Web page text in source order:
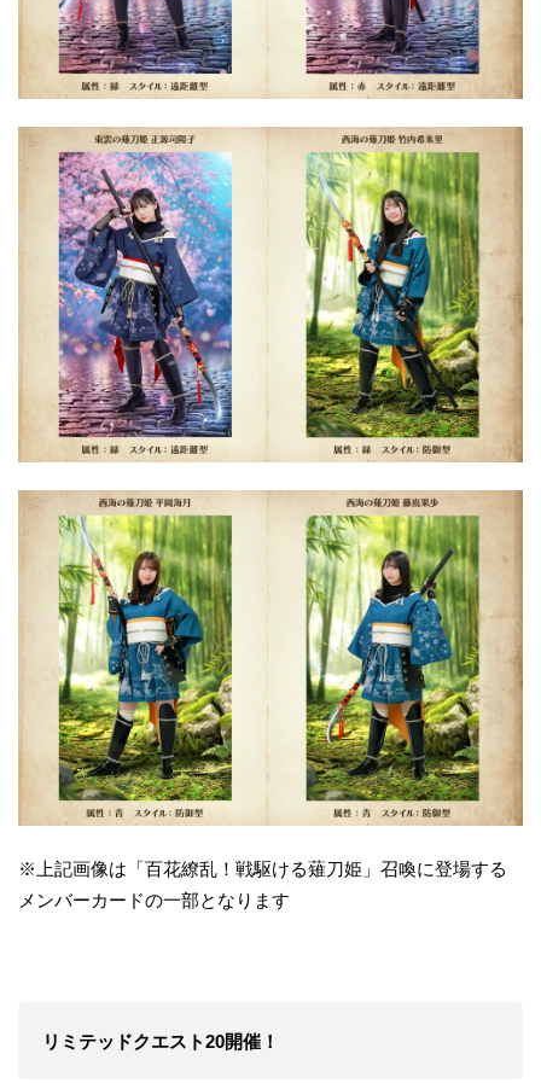
※上記画像は「百花繚乱！戦駆ける薙刀姫」召喚に登場する
メンバーカードの一部となります
リミテッドクエスト20開催！